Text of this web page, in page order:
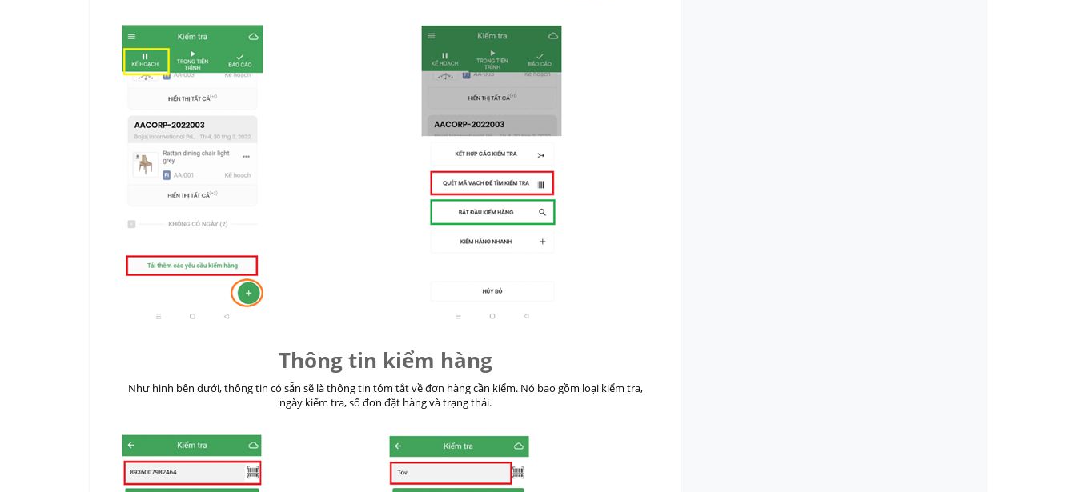
Thông tin kiểm hàng
Như hình bên dưới, thông tin có sẵn sẽ là thông tin tóm tắt về đơn hàng cần kiểm. Nó bao gồm loại kiểm tra,
ngày kiểm tra, số đơn đặt hàng và trạng thái.